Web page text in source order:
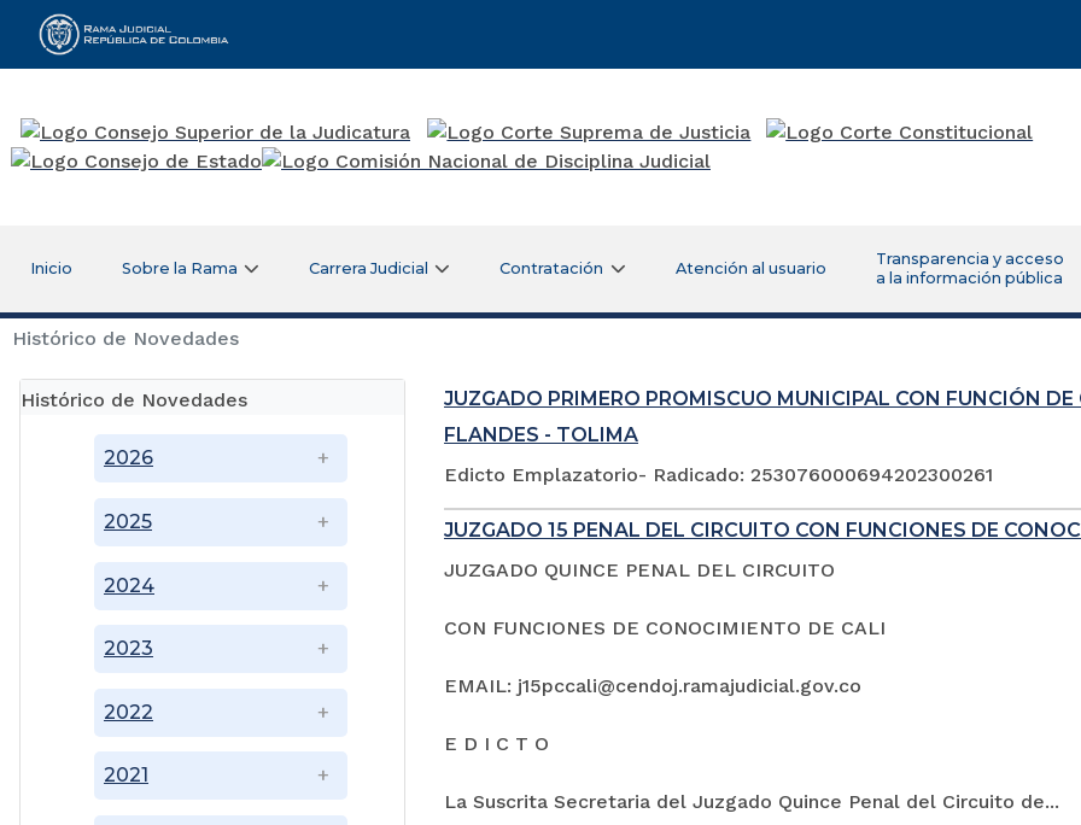
Rama Judicial
Inicio Sobre la Rama Carrera Judicial Contratación Atención al usuario
Transparencia y acceso
a la información pública
Histórico de Novedades
Histórico de Novedades
2021
2022
2023
2024
2025
2026
JUZGADO PRIMERO PROMISCUO MUNICIPAL CON FUNCIÓN
FLANDES - TOLIMA
Edicto Emplazatorio- Radicado: 253076000694202300261
JUZGADO 15 PENAL DEL CIRCUITO CON FUNCIONES DE
JUZGADO QUINCE PENAL DEL CIRCUITO
CON FUNCIONES DE CONOCIMIENTO DE CALI
EMAIL: j15pccali@cendoj.ramajudicial.gov.co
E D I C T O
La Suscrita Secretaria del Juzgado Quince Penal del Circuito de...